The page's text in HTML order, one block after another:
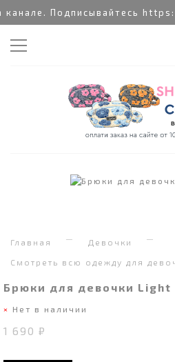
Подписывайтесь
Главная Девочки
Смотреть всю одежду для
Брюки для девочки Light
Нет в наличии
1 690 ₽